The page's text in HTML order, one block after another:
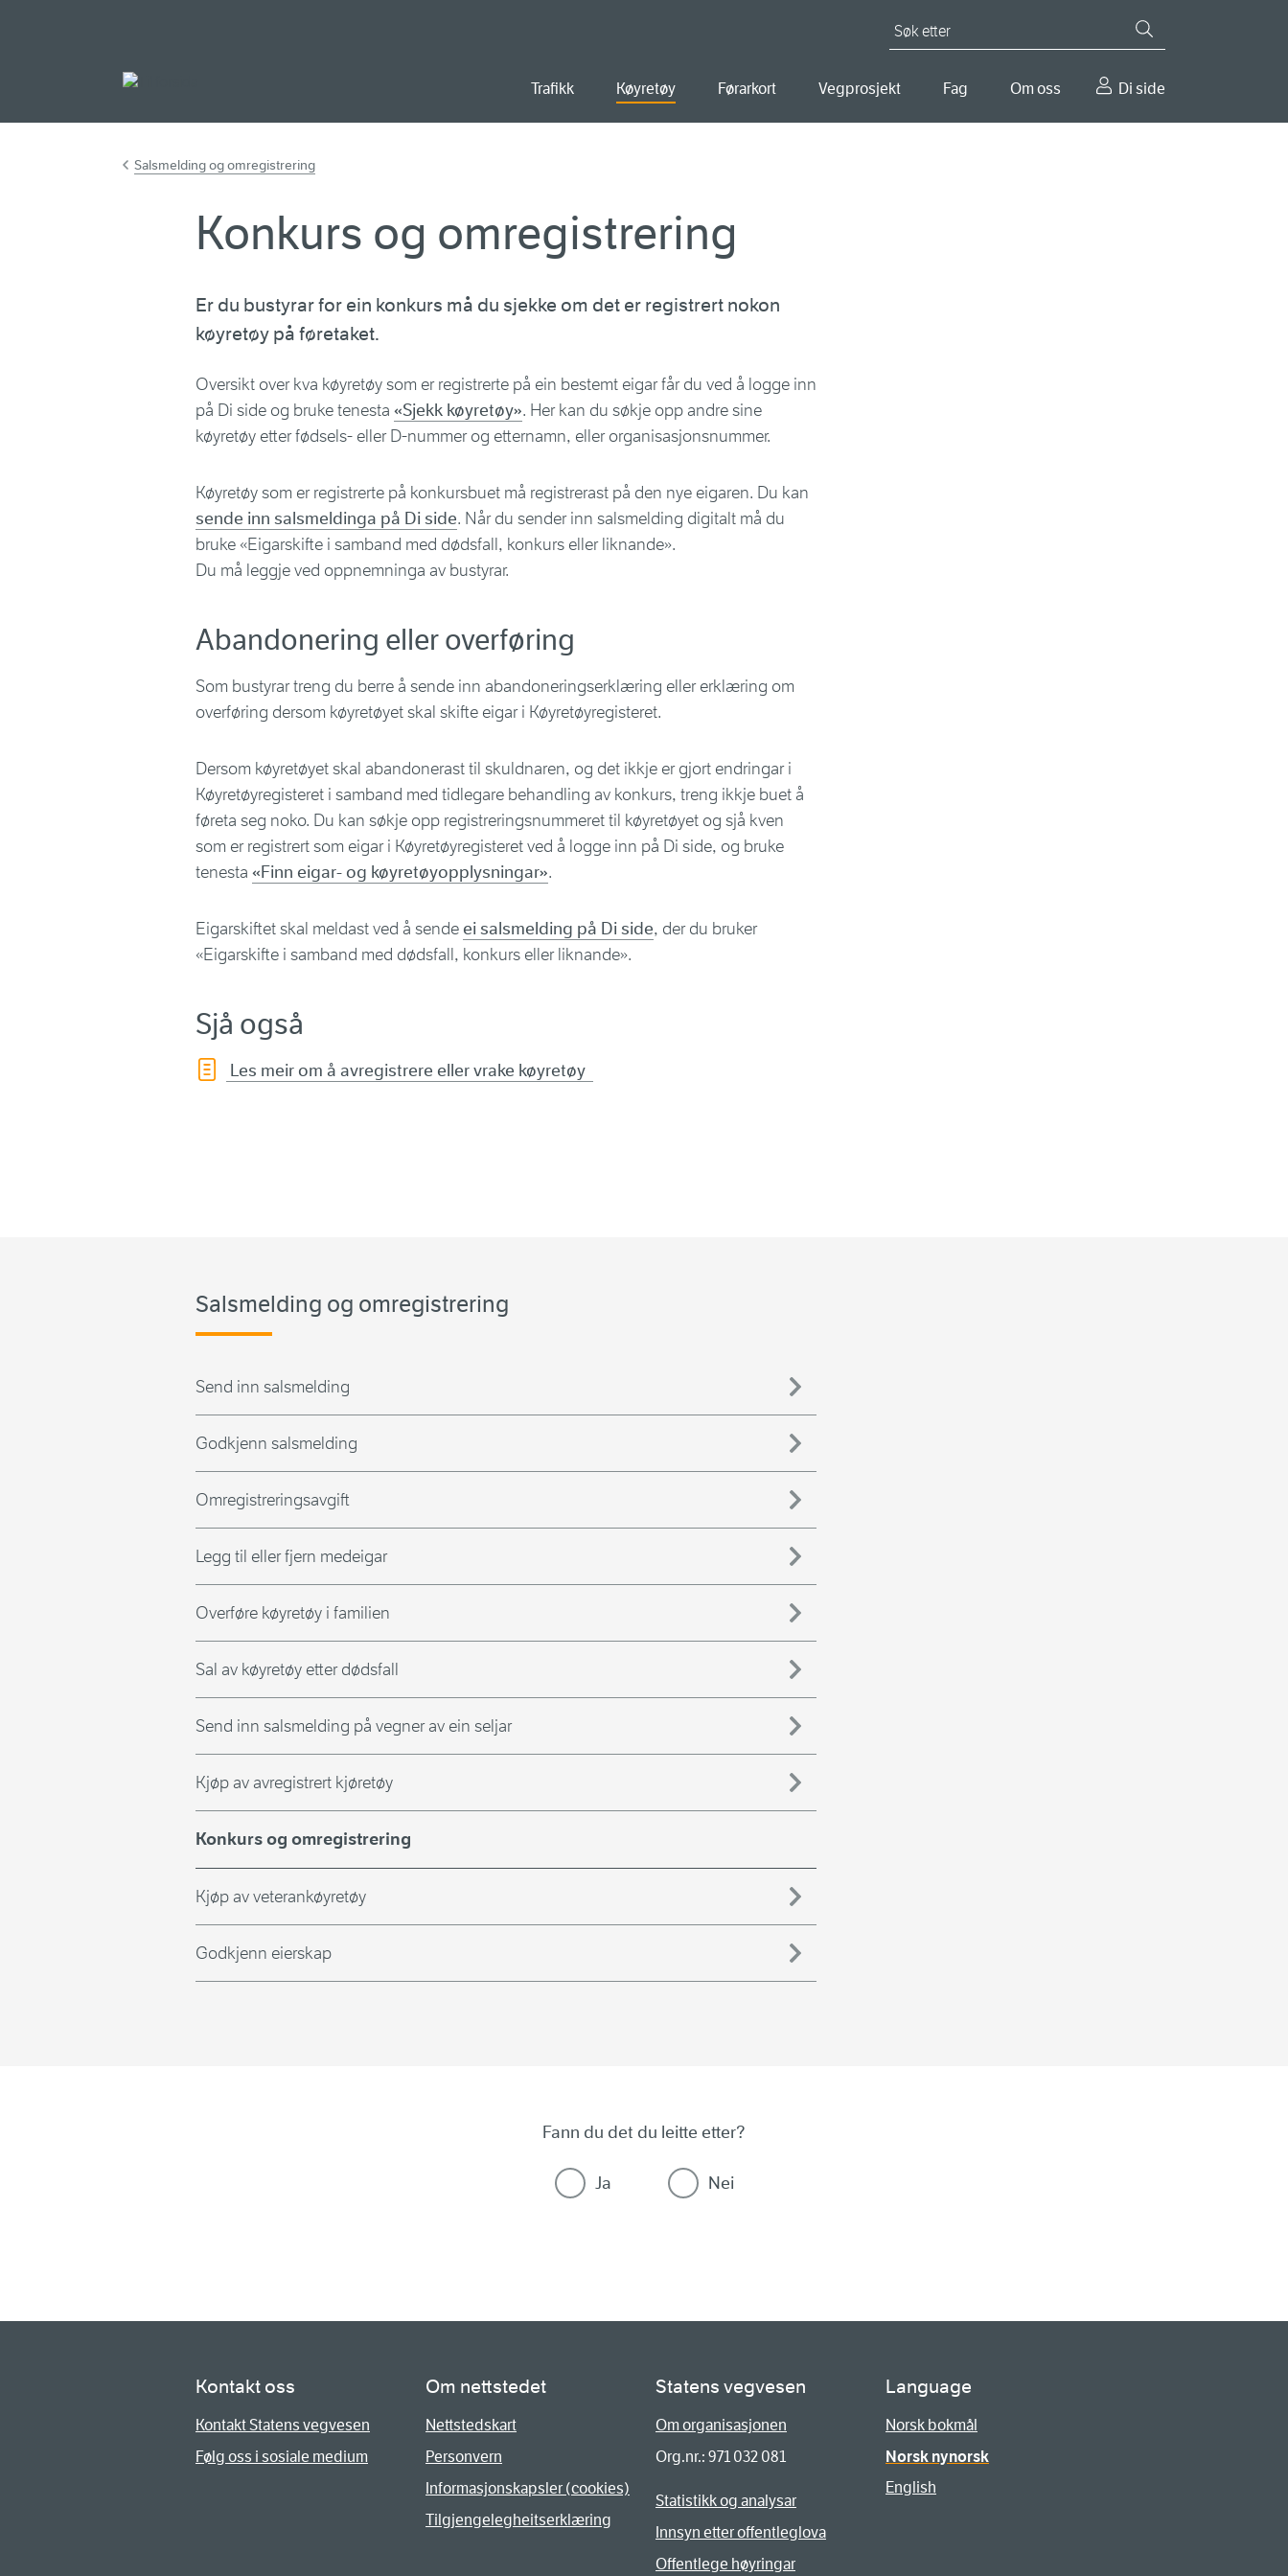
Trafikk Køyretøy Førarkort Vegprosjekt Fag Om oss Di side
Salsmelding og omregistrering
Konkurs og omregistrering
Er du bustyrar for ein konkurs må du sjekke om det er registrert nokon
køyretøy på føretaket.
Oversikt over kva køyretøy som er registrerte på ein bestemt eigar får du ved å logge inn
på Di side og bruke tenesta «Sjekk køyretøy». Her kan du søkje opp andre sine
køyretøy etter fødsels- eller D-nummer og etternamn, eller organisasjonsnummer.
Køyretøy som er registrerte på konkursbuet må registrerast på den nye eigaren. Du kan
sende inn salsmeldinga på Di side. Når du sender inn salsmelding digitalt må du
bruke «Eigarskifte i samband med dødsfall, konkurs eller liknande».
Du må leggje ved oppnemninga av bustyrar.
Abandonering eller overføring
Som bustyrar treng du berre å sende inn abandoneringserklæring eller erklæring om
overføring dersom køyretøyet skal skifte eigar i Køyretøyregisteret.
Dersom køyretøyet skal abandonerast til skuldnaren, og det ikkje er gjort endringar i
Køyretøyregisteret i samband med tidlegare behandling av konkurs, treng ikkje buet å
føreta seg noko. Du kan søkje opp registreringsnummeret til køyretøyet og sjå kven
som er registrert som eigar i Køyretøyregisteret ved å logge inn på Di side, og bruke
tenesta «Finn eigar- og køyretøyopplysningar».
Eigarskiftet skal meldast ved å sende ei salsmelding på Di side, der du bruker
«Eigarskifte i samband med dødsfall, konkurs eller liknande».
Sjå også
Les meir om å avregistrere eller vrake køyretøy
Salsmelding og omregistrering
Send inn salsmelding
Godkjenn salsmelding
Omregistreringsavgift
Legg til eller fjern medeigar
Overføre køyretøy i familien
Sal av køyretøy etter dødsfall
Send inn salsmelding på vegner av ein seljar
Kjøp av avregistrert kjøretøy
Konkurs og omregistrering
Kjøp av veterankøyretøy
Godkjenn eierskap
Fann du det du leitte etter?
Ja Nei
Kontakt oss
Kontakt Statens vegvesen
Følg oss i sosiale medium
Om nettstedet
Nettstedskart
Personvern
Informasjonskapsler (cookies)
Tilgjengelegheitserklæring
Statens vegvesen
Om organisasjonen
Org.nr.: 971 032 081
Statistikk og analysar
Innsyn etter offentleglova
Offentlege høyringar
Language
Norsk bokmål
Norsk nynorsk
English